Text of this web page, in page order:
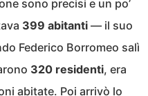
sono precisi e un po’
399 abitanti — il suo
Federico Borromeo salì
320 residenti, era
abitate. Poi arrivò lo